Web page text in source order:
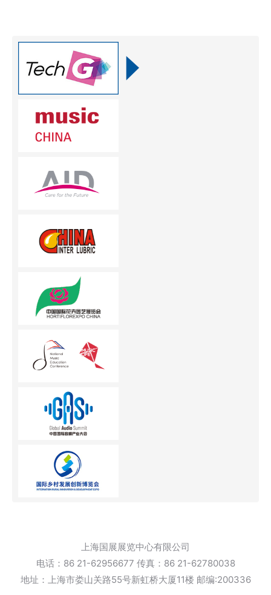
上海国展展览中心有限公司
电话：86 21-62956677 传真：86 21-62780038
地址：上海市娄山关路55号新虹桥大厦11楼 邮编:200336